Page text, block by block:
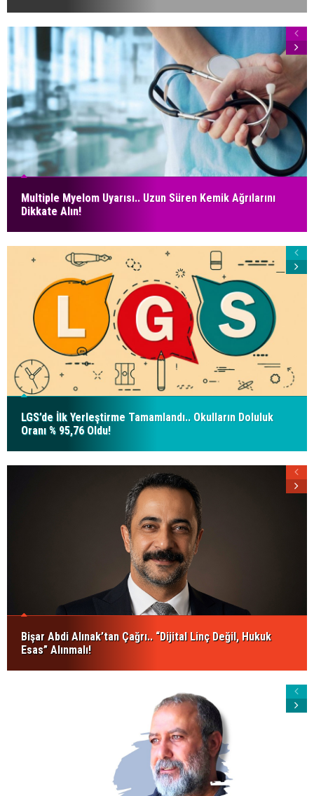
Multiple Myelom Uyarısı.. Uzun Süren Kemik Ağrılarını
Dikkate Alın!
LGS’de İlk Yerleştirme Tamamlandı.. Okulların Doluluk
Oranı % 95,76 Oldu!
Bişar Abdi Alınak’tan Çağrı.. “Dijital Linç Değil, Hukuk
Esas” Alınmalı!